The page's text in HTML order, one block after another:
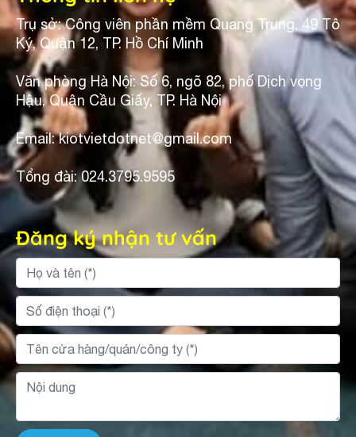
Trụ sở: Công viên phần mềm Quang Trung, 49 Tô
Ký, Quận 12, TP. Hồ Chí Minh
Văn phòng Hà Nội: Số 6, ngõ 82, phố Dịch vọng
Hậu, Quận Cầu Giấy, TP. Hà Nội
Email: kiotvietdotnet@gmail.com
Tổng đài: 024.3795.9595
Đăng ký nhận tư vấn